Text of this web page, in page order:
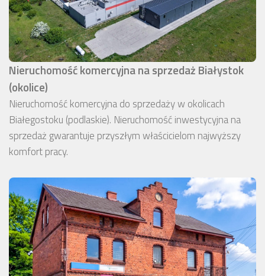
Nieruchomość komercyjna na sprzedaż Białystok
(okolice)
Nieruchomość komercyjna do sprzedaży w okolicach
Białegostoku (podlaskie). Nieruchomość inwestycyjna na
sprzedaż gwarantuje przyszłym właścicielom najwyższy
komfort pracy.